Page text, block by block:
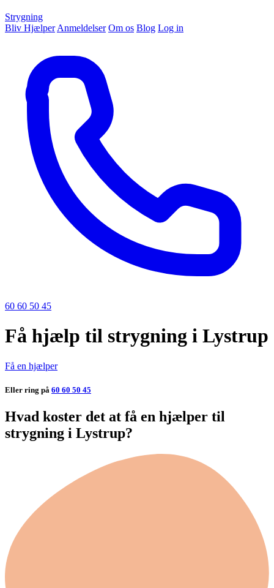
Strygning
Bliv Hjælper Anmeldelser Om os Blog Log in
60 60 50 45
Få hjælp til strygning i Lystrup
Få en hjælper
Eller ring på 60 60 50 45
Hvad koster det at få en hjælper til
strygning i Lystrup?